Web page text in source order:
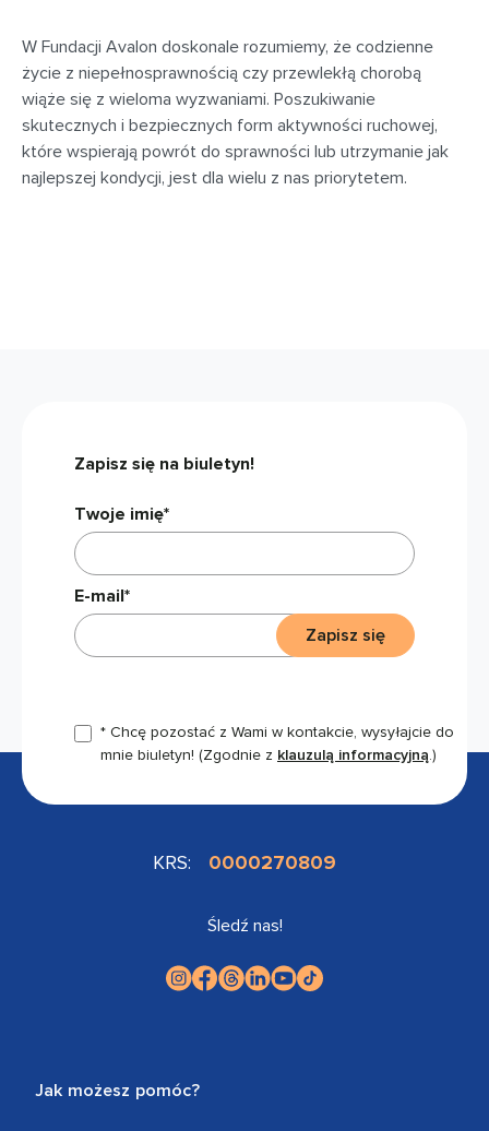
W Fundacji Avalon doskonale rozumiemy, że codzienne
życie z niepełnosprawnością czy przewlekłą chorobą
wiąże się z wieloma wyzwaniami. Poszukiwanie
skutecznych i bezpiecznych form aktywności ruchowej,
które wspierają powrót do sprawności lub utrzymanie jak
najlepszej kondycji, jest dla wielu z nas priorytetem.
Zapisz się na biuletyn!
Twoje imię*
E-mail*
* Chcę pozostać z Wami w kontakcie, wysyłajcie do
mnie biuletyn! (Zgodnie z klauzulą informacyjną.)
Zapisz się
KRS: 0000270809
Śledź nas!
Jak możesz pomóc?